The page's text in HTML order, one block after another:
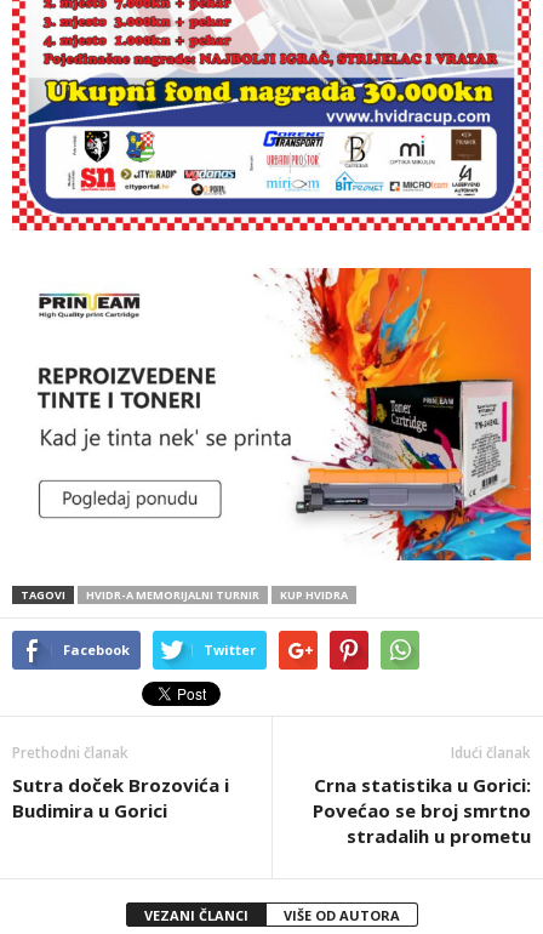
TAGOVI HVIDR-A MEMORIJALNI TURNIR KUP HVIDRA
Facebook Twitter
Prethodni članak
Sutra doček Brozovića i
Budimira u Gorici
Idući članak
Crna statistika u Gorici:
Povećao se broj smrtno
stradalih u prometu
VEZANI ČLANCI VIŠE OD AUTORA